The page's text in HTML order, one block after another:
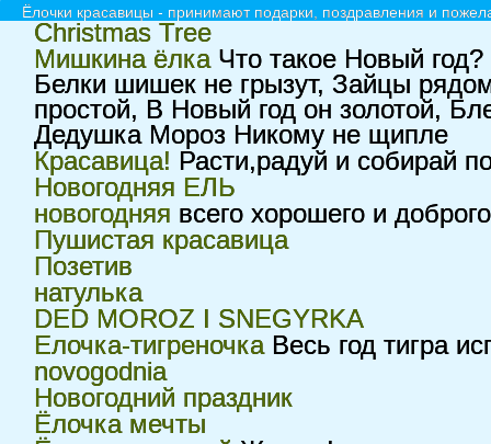
Ёлочки красавицы - принимают подарки, поздравления и
Christmas Tree
Мишкина ёлкаЧто такое Новый год?
Белки шишек не грызут, Зайцы
простой, В Новый год он золотой,
Дедушка Мороз Никому не щипле
Красавица! Расти,радуй и собирай
Новогодняя ЕЛЬ
новогодняя всего хорошего и
Пушистая красавица
Позетив
натулька
DED MOROZ I SNEGYRKA
Елочка-тигреночкаВесь год тигра
novogodnia
Новогодний праздник
Ёлочка мечты